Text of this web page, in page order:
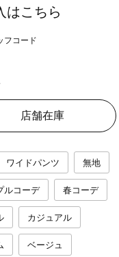
はこちら
店舗在庫
ワイドパンツ 無地
ルコーデ 春コーデ
カジュアル
ベージュ